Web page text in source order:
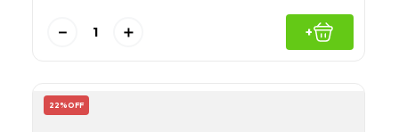
＋
－ +
22% OFF